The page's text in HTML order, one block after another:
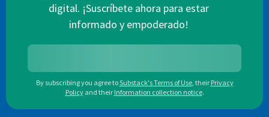
digital. ¡Suscríbete ahora para estar
informado y empoderado!
By subscribing you agree toSubstack's Terms of Use, their Privacy
Policy and their Information collection notice.